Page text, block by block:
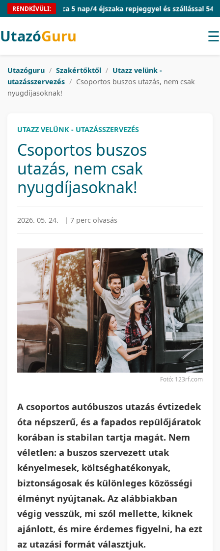
RENDKÍVÜLI:
Mallorca 5 nap/4 éjszaka repjeggyel és szállással 54.910 Ft/
UtazóGuru ☰
Utazóguru / Szakértőktől / Utazz velünk -
utazásszervezés / Csoportos buszos utazás, nem csak
nyugdíjasoknak!
UTAZZ VELÜNK - UTAZÁSSZERVEZÉS
Csoportos buszos
utazás, nem csak
nyugdíjasoknak!
2026. 05. 24. | 7 perc olvasás
Fotó: 123rf.com
A csoportos autóbuszos utazás évtizedek
óta népszerű, és a fapados repülőjáratok
korában is stabilan tartja magát. Nem
véletlen: a buszos szervezett utak
kényelmesek, költséghatékonyak,
biztonságosak és különleges közösségi
élményt nyújtanak. Az alábbiakban
végig vesszük, mi szól mellette, kiknek
ajánlott, és mire érdemes figyelni, ha ezt
az utazási formát választjuk.